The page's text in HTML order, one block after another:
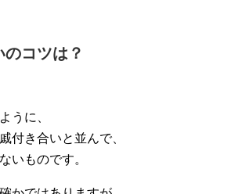
コツは？
うに、
付き合いと並んで、
いものです。